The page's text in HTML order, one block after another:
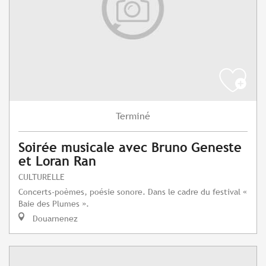
Terminé
Soirée musicale avec Bruno Geneste
et Loran Ran
CULTURELLE
Concerts-poèmes, poésie sonore. Dans le cadre du festival «
Baie des Plumes ».
Douarnenez